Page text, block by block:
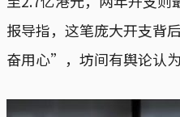
报导指，这笔庞大开支背
奋用心”，坊间有舆论认